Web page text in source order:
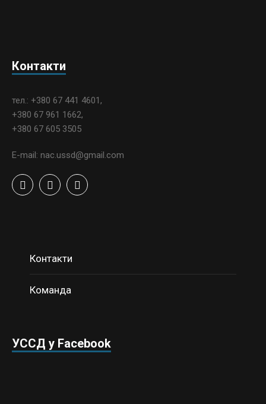
Контакти
тел.: +380 67 441 4601,
+380 67 961 1662,
+380 67 605 3505
E-mail: nac.ussd@gmail.com
Контакти
Команда
УССД у Facebook